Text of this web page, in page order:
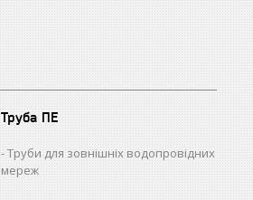
Труба ПЕ
Труби для зовнішніх водопровідних
мереж